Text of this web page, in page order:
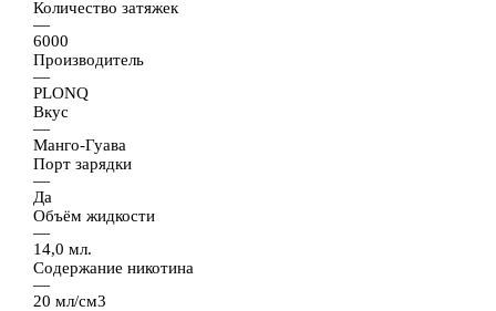
Количество затяжек
—
6000
Производитель
—
PLONQ
Вкус
—
Манго-Гуава
Порт зарядки
—
Да
Объём жидкости
—
14,0 мл.
Содержание никотина
—
20 мл/см3